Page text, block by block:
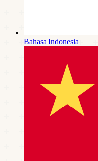
Bahasa Indonesia